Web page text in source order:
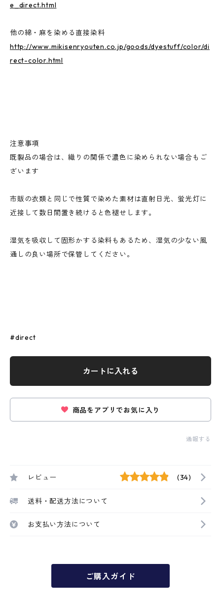
e_direct.html
他の綿・麻を染める直接染料
http://www.mikisenryouten.co.jp/goods/dyestuff/color/di
rect-color.html
注意事項
既製品の場合は、織りの関係で濃色に染められない場合もご
ざいます
市販の衣類と同じで性質で染めた素材は直射日光、蛍光灯に
近接して数日間置き続けると色褪せします。
湿気を吸収して固形かする染料もあるため、湿気の少ない風
通しの良い場所で保管してください。
#direct
カートに入れる
商品をアプリでお気に入り
通報する
レビュー (34)
送料・配送方法について
お支払い方法について
ご購入ガイド